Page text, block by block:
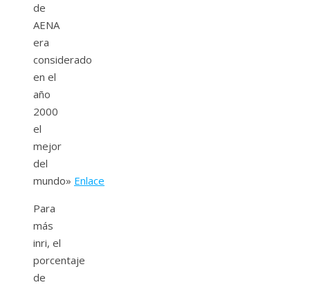
de
AENA
era
considerado
en el
año
2000
el
mejor
del
mundo» Enlace
Para
más
inri, el
porcentaje
de